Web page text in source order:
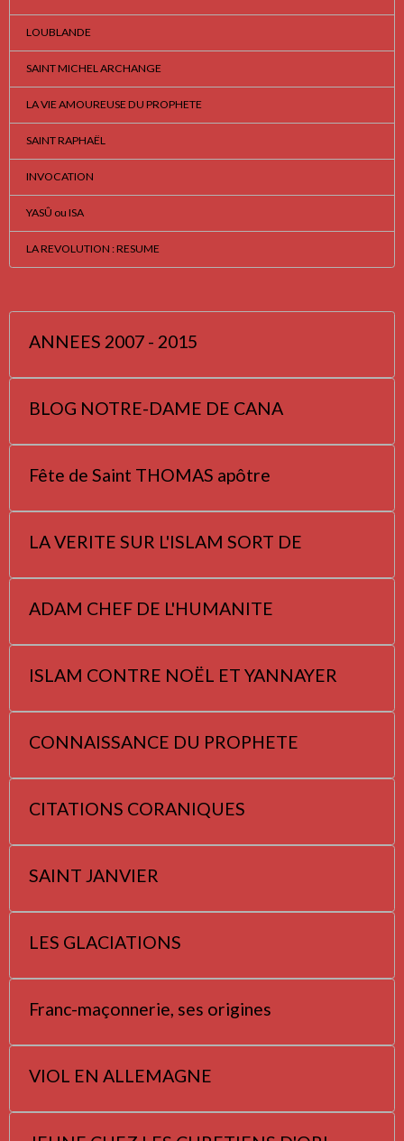
LOUBLANDE
SAINT MICHEL ARCHANGE
LA VIE AMOUREUSE DU PROPHETE
SAINT RAPHAËL
INVOCATION
YASÛ ou ISA
LA REVOLUTION : RESUME
ANNEES 2007 - 2015
BLOG NOTRE-DAME DE CANA
Fête de Saint THOMAS apôtre
LA VERITE SUR L'ISLAM SORT DE
ADAM CHEF DE L'HUMANITE
ISLAM CONTRE NOËL ET YANNAYER
CONNAISSANCE DU PROPHETE
CITATIONS CORANIQUES
SAINT JANVIER
LES GLACIATIONS
Franc-maçonnerie, ses origines
VIOL EN ALLEMAGNE